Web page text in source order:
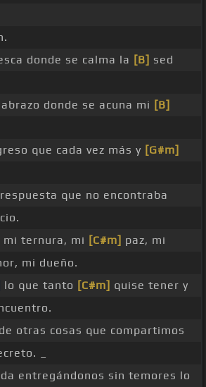
donde se calma la [B] sed
donde se acuna mi [B]
que cada vez más y [G#m]
que no encontraba
mi ternura, mi [C#m] paz, mi
mi dueño.
lo que tanto [C#m] quise tener y
otras cosas que compartimos
_
entregándonos sin temores lo